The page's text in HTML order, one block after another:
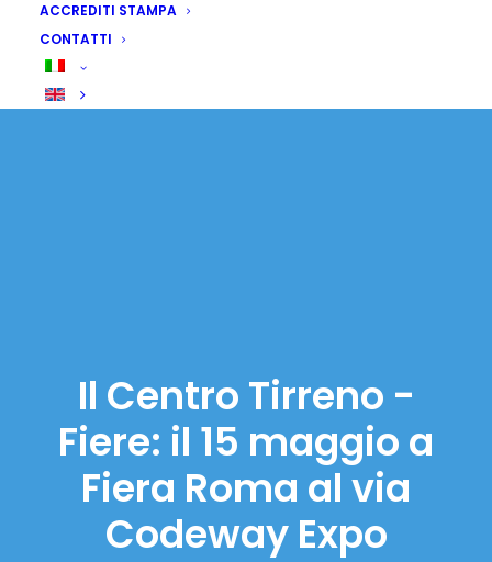
ACCREDITI STAMPA
CONTATTI
Il Centro Tirreno -
Fiere: il 15 maggio a
Fiera Roma al via
Codeway Expo